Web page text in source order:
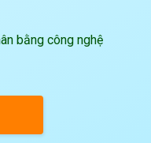
bằng công nghệ